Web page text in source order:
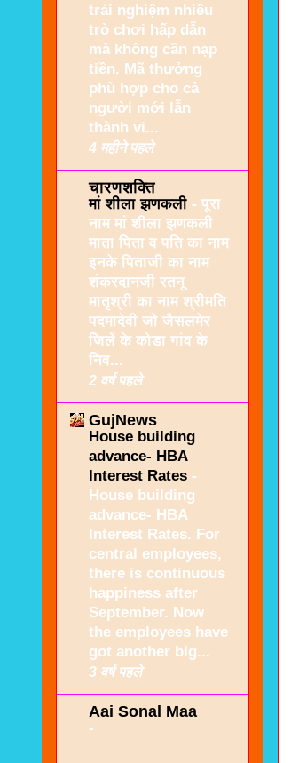
trải nghiệm nhiều
trò chơi hấp dẫn
mà không cần nạp
tiền. Mã thưởng
phù hợp cho cả
người mới lẫn
thành vi...
4 महीने पहले
चारणशक्ति
मां शीला झणकली - पूरा
नाम मां शीला झणकली
माता पिता व पति का नाम
इनके पिताजी का नाम
शंकरदानजी रतनू
मातृश्री का नाम श्रीमति
पदमादेवी जो जैसलमेर
जिलें के कोडा गांव के
निव...
2 वर्ष पहले
GujNews
House building
advance- HBA
Interest Rates -
House building
advance- HBA
Interest Rates. For
central employees,
there is continuous
happiness after
September. Now
the employees have
got another big...
3 वर्ष पहले
Aai Sonal Maa
-